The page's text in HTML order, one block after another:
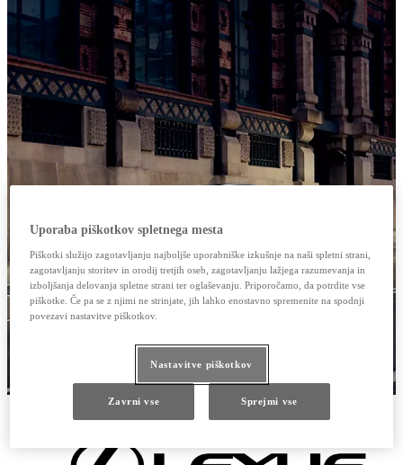
Uporaba piškotkov spletnega mesta
Piškotki služijo zagotavljanju najboljše uporabniške izkušnje na naši spletni strani,
zagotavljanju storitev in orodij tretjih oseb, zagotavljanju lažjega razumevanja in
izboljšanja delovanja spletne strani ter oglaševanju. Priporočamo, da potrdite vse
piškotke. Če pa se z njimi ne strinjate, jih lahko enostavno spremenite na spodnji
povezavi nastavitve piškotkov.
Nastavitve piškotkov
Zavrni vse Sprejmi vse